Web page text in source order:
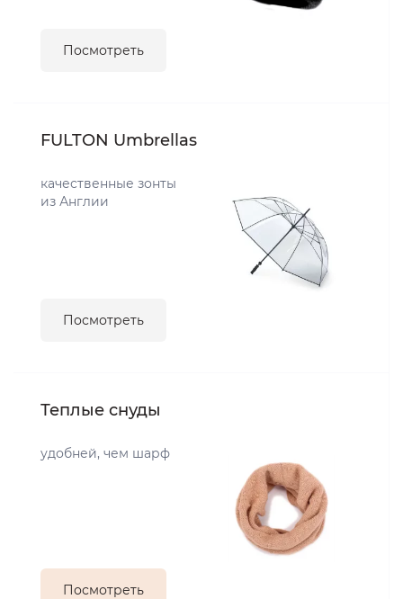
Посмотреть
FULTON Umbrellas
качественные зонты
из Англии
Посмотреть
Теплые снуды
удобней, чем шарф
Посмотреть